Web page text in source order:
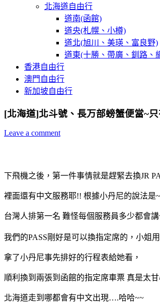
北海道自由行
道南(函館)
道央(札幌、小樽)
道北(旭川、美瑛、富良野)
道東(十勝、帶廣、釧路、
香港自由行
澳門自由行
新加坡自由行
[北海道]北斗號、長万部螃蟹便當~
Leave a comment
下飛機之後，第一件事情就是趕緊去換JR
裡面還有中文服務耶!! 根據小丹尼的說法是
台灣人排第一名 難怪每個服務員多少都會
我們的PASS剛好是可以換指定席的，小姐
拿了小丹尼事先排好的行程表給她看，
順利換到兩張到函館的指定席車票 真是太甘
北海道走到哪都會有中文出現….哈哈~~